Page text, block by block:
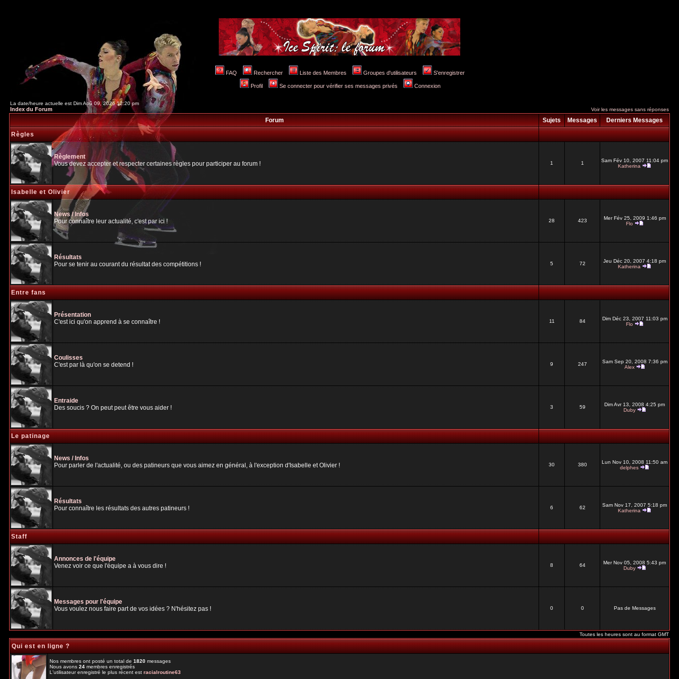
FAQ Rechercher Liste des Membres Groupes d'utilisateurs S'enregistrer
Profil Se connecter pour vérifier ses messages privés Connexion
La date/heure actuelle est Dim Aoû 09, 2026 12:20 pm
Index du Forum Voir les messages sans réponses
Forum Sujets Messages
Derniers Messages
Règles
Règlement
Vous devez accepter et respecter certaines règles pour participer au forum !
1 1
Sam Fév 10, 2007 11:04 pm
Katherina
Isabelle et Olivier
News / Infos
Pour connaître leur actualité, c'est par ici !
28 423
Mer Fév 25, 2009 1:46 pm
Flo
Résultats
Pour se tenir au courant du résultat des compétitions !
5 72
Jeu Déc 20, 2007 4:18 pm
Katherina
Entre fans
Présentation
C'est ici qu'on apprend à se connaître !
11 84
Dim Déc 23, 2007 11:03 pm
Flo
Coulisses
C'est par là qu'on se detend !
9 247
Sam Sep 20, 2008 7:36 pm
Alex
Entraide
Des soucis ? On peut peut être vous aider !
3 59
Dim Avr 13, 2008 4:25 pm
Duby
Le patinage
News / Infos
Pour parler de l'actualité, ou des patineurs que vous aimez en général, à l'exception d'Isabelle et Olivier !
30 380
Lun Nov 10, 2008 11:50 am
delphes
Résultats
Pour connaître les résultats des autres patineurs !
6 62
Sam Nov 17, 2007 5:18 pm
Katherina
Staff
Annonces de l'équipe
Venez voir ce que l'équipe a à vous dire !
8 64
Mer Nov 05, 2008 5:43 pm
Duby
Messages pour l'équipe
Vous voulez nous faire part de vos idées ? N'hésitez pas !
0 0 Pas de Messages
Toutes les heures sont au format GMT
Qui est en ligne ?
Nos membres ont posté un total de1820messages
Nous avons24membres enregistrés
L'utilisateur enregistré le plus récent estracialroutine63